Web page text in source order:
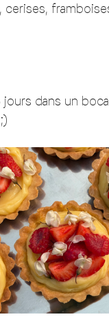
dans un